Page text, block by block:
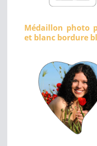
Médaillon photo
et blanc bordure